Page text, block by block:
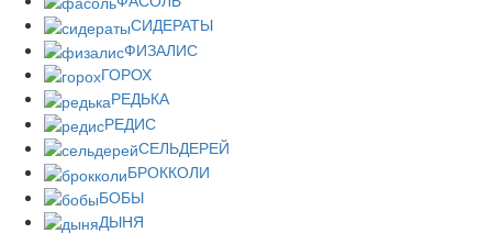
СИДЕРАТЫ
ФИЗАЛИС
ГОРОХ
РЕДЬКА
РЕДИС
СЕЛЬДЕРЕЙ
БРОККОЛИ
БОБЫ
ДЫНЯ